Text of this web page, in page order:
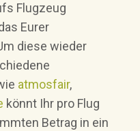
Flugzeug
Eurer
diese wieder
atmosfair,
könnt Ihr pro Flug
Betrag in ein